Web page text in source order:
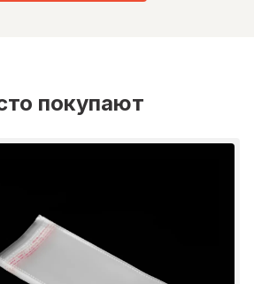
покупают